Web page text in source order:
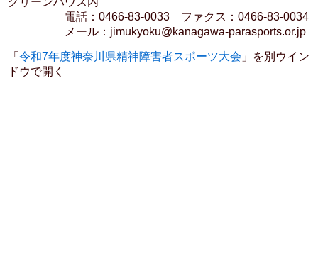
電話：0466-83-0033 ファクス：0466-83-0034
メール：jimukyoku@kanagawa-parasports.or.jp
「令和7年度神奈川県精神障害者スポーツ大会 」を別ウイン
ドウで開く